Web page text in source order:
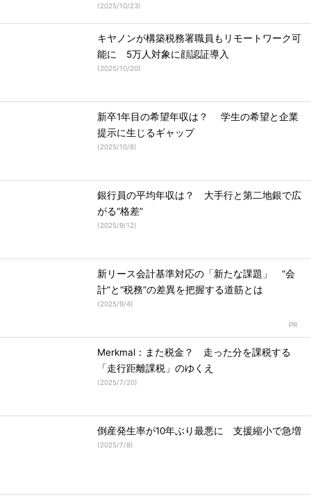
(2025/10/23)
キヤノンが構築税務署職員もリモートワーク可
能に 5万人対象に顔認証導入
(2025/10/20)
新卒1年目の希望年収は？ 学生の希望と企業
提示に生じるギャップ
(2025/10/8)
銀行員の平均年収は？ 大手行と第二地銀で広
がる“格差”
(2025/9/12)
新リース会計基準対応の「新たな課題」 “会
計”と“税務”の差異を把握する道筋とは
(2025/9/4)
Merkmal：また税金？ 走った分を課税する
「走行距離課税」のゆくえ
(2025/7/20)
倒産発生率が10年ぶり最悪に 支援縮小で急増
(2025/7/8)